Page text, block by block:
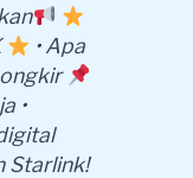
• Apa
•
Starlink!